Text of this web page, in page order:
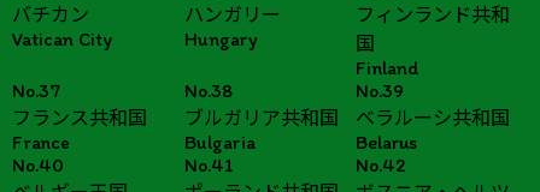
バチカン
Vatican City
ハンガリー
Hungary
フィンランド共和
国
Finland
No.37
フランス共和国
France
No.38
ブルガリア共和国
Bulgaria
No.39
ベラルーシ共和国
Belarus
No.40
No.41
No.42